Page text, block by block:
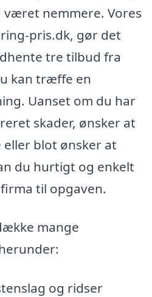
været nemmere. Vores
pris.dk, gør det
tre tilbud fra
kan træffe en
Uanset om du har
skader, ønsker at
blot ønsker at
du hurtigt og enkelt
til opgaven.
mange
og ridser